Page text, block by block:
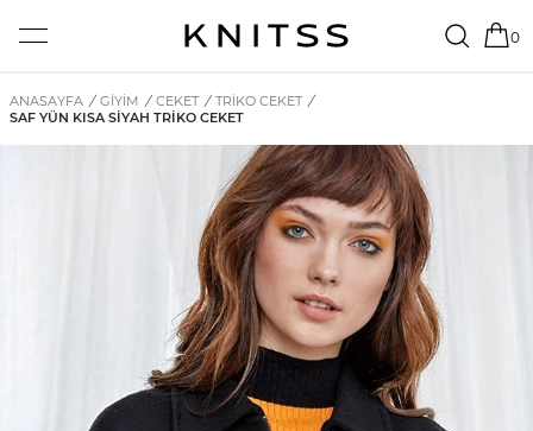
0
ANASAYFA / GİYİM / CEKET / TRIKO CEKET /
SAF YÜN KISA SIYAH TRIKO CEKET